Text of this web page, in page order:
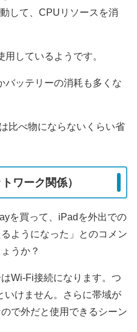
して、CPUリソースを消
しているようです。
バッテリーの消耗も多くな
比べ物にならないくらい省
ワーク関係）
を買って、iPadを外出での
ようになった」とのコメン
うか？
Wi-Fi接続になります。つ
いけません。さらに帯域が
で外だと使用できるシーン